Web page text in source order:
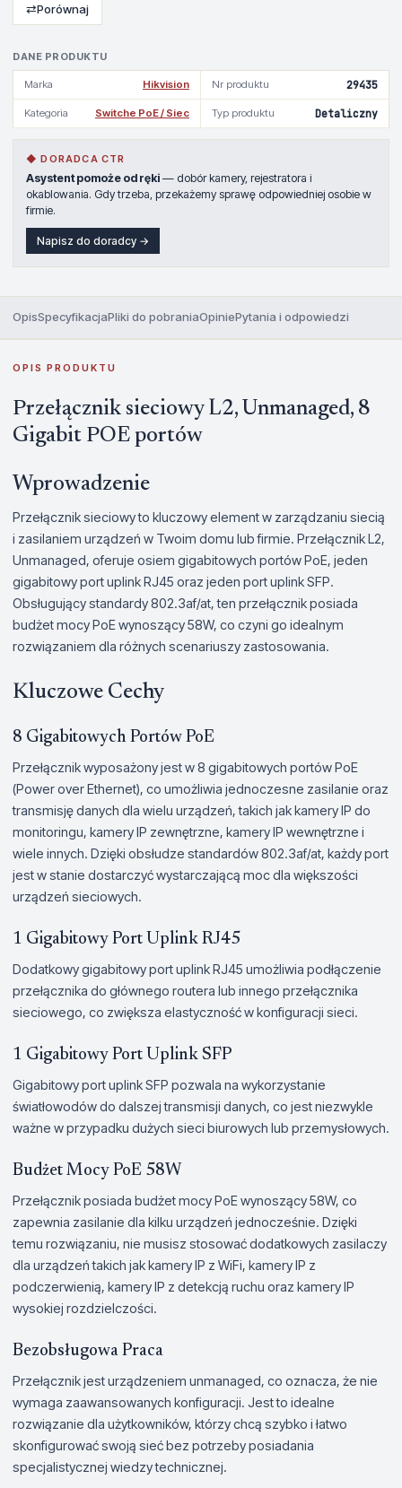
DANE PRODUKTU
Marka Hikvision Nr produktu 29435
Kategoria Switche PoE / Siec Typ produktu Detaliczny
◆ DORADCA CTR
Asystent pomoże od ręki — dobór kamery, rejestratora i
okablowania. Gdy trzeba, przekażemy sprawę odpowiedniej osobie w
firmie.
Napisz do doradcy →
⇄Porównaj
OpisSpecyfikacjaPliki do pobraniaOpiniePytania i odpowiedzi
OPIS PRODUKTU
Przełącznik sieciowy L2, Unmanaged, 8
Gigabit POE portów
Wprowadzenie
Przełącznik sieciowy to kluczowy element w zarządzaniu siecią
i zasilaniem urządzeń w Twoim domu lub firmie. Przełącznik L2,
Unmanaged, oferuje osiem gigabitowych portów PoE, jeden
gigabitowy port uplink RJ45 oraz jeden port uplink SFP.
Obsługujący standardy 802.3af/at, ten przełącznik posiada
budżet mocy PoE wynoszący 58W, co czyni go idealnym
rozwiązaniem dla różnych scenariuszy zastosowania.
Kluczowe Cechy
8 Gigabitowych Portów PoE
Przełącznik wyposażony jest w 8 gigabitowych portów PoE
(Power over Ethernet), co umożliwia jednoczesne zasilanie oraz
transmisję danych dla wielu urządzeń, takich jak kamery IP do
monitoringu, kamery IP zewnętrzne, kamery IP wewnętrzne i
wiele innych. Dzięki obsłudze standardów 802.3af/at, każdy port
jest w stanie dostarczyć wystarczającą moc dla większości
urządzeń sieciowych.
1 Gigabitowy Port Uplink RJ45
Dodatkowy gigabitowy port uplink RJ45 umożliwia podłączenie
przełącznika do głównego routera lub innego przełącznika
sieciowego, co zwiększa elastyczność w konfiguracji sieci.
1 Gigabitowy Port Uplink SFP
Gigabitowy port uplink SFP pozwala na wykorzystanie
światłowodów do dalszej transmisji danych, co jest niezwykle
ważne w przypadku dużych sieci biurowych lub przemysłowych.
Budżet Mocy PoE 58W
Przełącznik posiada budżet mocy PoE wynoszący 58W, co
zapewnia zasilanie dla kilku urządzeń jednocześnie. Dzięki
temu rozwiązaniu, nie musisz stosować dodatkowych zasilaczy
dla urządzeń takich jak kamery IP z WiFi, kamery IP z
podczerwienią, kamery IP z detekcją ruchu oraz kamery IP
wysokiej rozdzielczości.
Bezobsługowa Praca
Przełącznik jest urządzeniem unmanaged, co oznacza, że nie
wymaga zaawansowanych konfiguracji. Jest to idealne
rozwiązanie dla użytkowników, którzy chcą szybko i łatwo
skonfigurować swoją sieć bez potrzeby posiadania
specjalistycznej wiedzy technicznej.